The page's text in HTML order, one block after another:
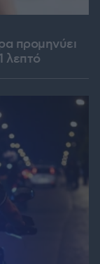
προμηνύει
λεπτό